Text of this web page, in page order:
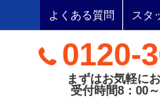
よくある質問 スタ
0120-
まずはお気軽に
受付時間8：00